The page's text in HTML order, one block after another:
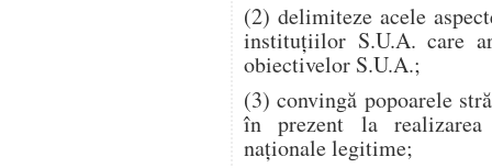
(2) delimiteze acele
instituţiilor S.U.A. care
obiectivelor S.U.A.;
(3) convingă popoarele
în prezent la
naţionale legitime;